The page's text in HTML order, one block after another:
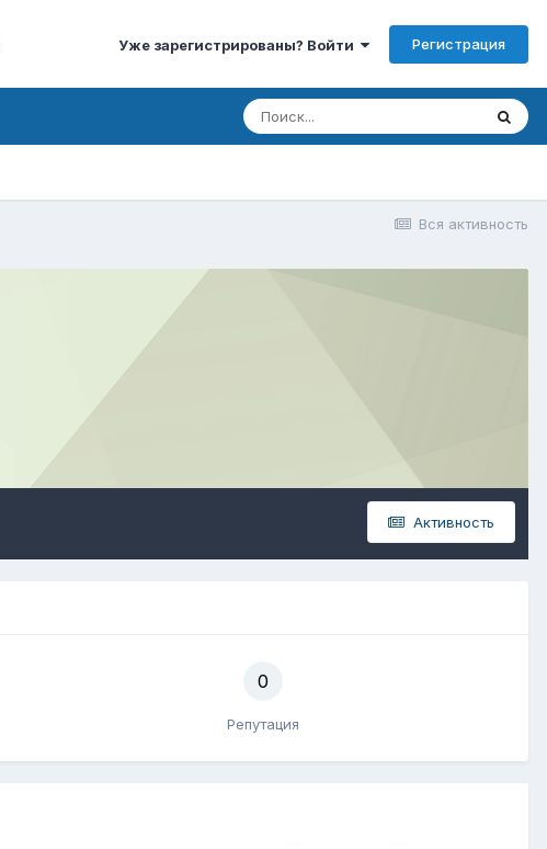
Уже зарегистрированы? Войти Регистрация
Вся активность
Активность
0
Репутация